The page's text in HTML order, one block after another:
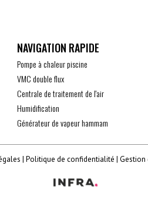
Pompe à chaleur piscine
VMC double flux
Centrale de traitement de l'air
Humidification
Générateur de vapeur hammam
Politique de confidentialité Gestion